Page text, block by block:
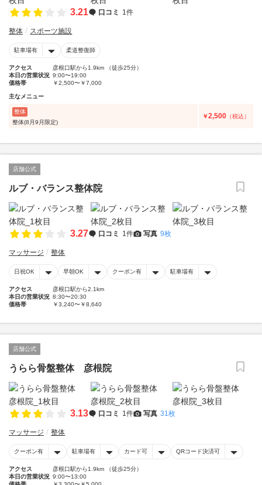
3.21 口コミ 1件
整体 スポーツ施設
駐車場有 柔道整復師
アクセス
彦根口駅から1.9km （徒歩25分）
本日の営業状況 9:00〜19:00
価格帯
￥2,500〜￥7,000
主なメニュー
整体
整体(8月9月限定)
￥2,500 （税込）
店舗公式
ルブ・バランス整体院
3.27 口コミ 1件 写真 9枚
マッサージ 整体
日祝OK 早朝OK クーポン有 駐車場有
アクセス
彦根口駅から2.1km
本日の営業状況 8:30〜20:30
価格帯
￥3,240〜￥8,640
店舗公式
うらら骨盤整体 彦根院
3.13 口コミ 1件 写真 31枚
マッサージ 整体
クーポン有 駐車場有 カード可 QRコード決済可
アクセス
彦根口駅から1.9km （徒歩25分）
本日の営業状況 9:00〜13:00